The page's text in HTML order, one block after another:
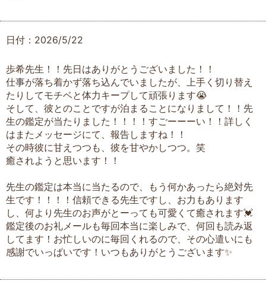
日付：2026/5/22
歩希先生！！先日はありがとうございました！！
仕事が落ち着かず落ち込んでいましたが、上手く切り替え
たりしてモチベと体力キープして頑張ります😭
そして、彼とのことですが泊まることになりまして！！先
生の鑑定が当たりました！！！！すごーーーい！！詳しく
はまたメッセージにて、報告しますね！！
その時彼に甘えつつも、彼を甘やかしつつ。笑
癒されようと思います！！
先生の鑑定は本当に当たるので、もう何かあったら絶対先
生です！！！！信頼できる先生ですし、お力もあります
し、何より先生のお声がとーっても可愛くて癒されます💓
鑑定後のお礼メールも毎回本当に楽しみで、何回も読み返
してます！お忙しいのに毎回くれるので、その心遣いにも
感謝でいっぱいです！いつもありがとうございます✨